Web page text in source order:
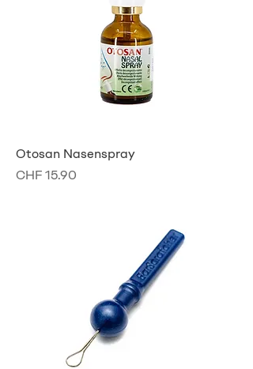
Otosan Nasenspray
Preis
CHF 15.90